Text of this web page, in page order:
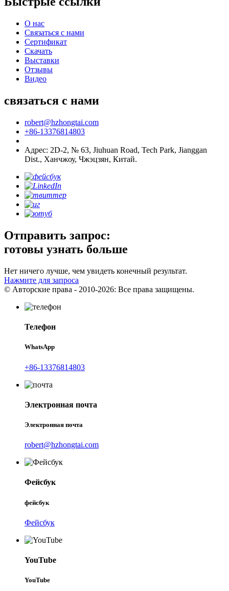
О нас
Связаться с нами
Сертификат
Скачать
Выставки
Отзывы
Видео
связаться с нами
robert@hzhongtai.com
+86-13376814803
Адрес: 2D-2, № 63, Jiuhuan Road, Tech Park, Jianggan
Dist., Ханчжоу, Чжэцзян, Китай.
Отправить запрос:
готовы узнать больше
Нет ничего лучше, чем увидеть конечный результат.
Нажмите для запроса
© Авторские права - 2010-2026: Все права защищены.
Телефон
WhatsApp
+86-13376814803
Электронная почта
Электронная почта
robert@hzhongtai.com
Фейсбук
фейсбук
Фейсбук
YouTube
YouTube